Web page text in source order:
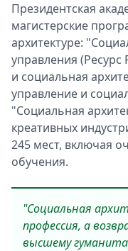
Президентская
магистерские
архитектуре:
управления (Ресурс
и социальная
управление и
"Социальная
креативных
245 мест, включая
обучения.
"Социальная
профессия, а
высшему